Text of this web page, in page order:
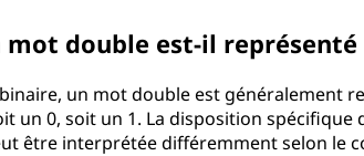
mot double est-il représenté
un mot double est généralement
un 0, soit un 1. La disposition spécifique
être interprétée différemment selon le